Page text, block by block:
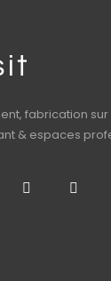
fabrication
& espaces